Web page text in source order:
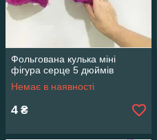
Фольгована кулька міні
фігура серце 5 дюймів
Немає в наявності
4 ₴